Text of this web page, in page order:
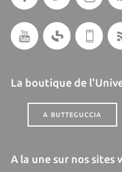
La boutique de
A BUTTEGUCCIA
A la une sur nos sites